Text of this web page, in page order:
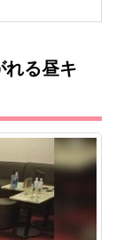
れる昼キ